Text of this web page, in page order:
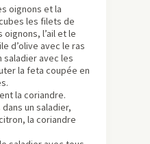
oignons et la
les filets de
l’ail et le
d’olive avec le ras
saladier avec les
la feta coupée en
la coriandre.
un saladier,
la coriandre